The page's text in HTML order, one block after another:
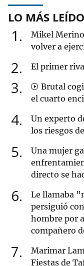
LO MÁS LEÍDO
1
Mikel Merino
volver a
2 El primer
3
Brutal
el cuarto
4
Un experto
los riesgos
5
Una mujer
directo se
6
Le llamaba
persiguió
hombre por
compañero
7
Marimar
Fiestas de